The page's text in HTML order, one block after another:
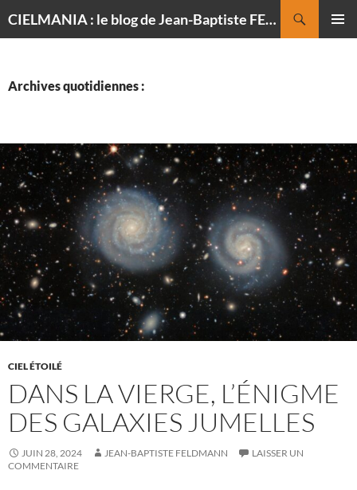
CIELMANIA : le blog de Jean-Baptiste FELDMANN, photographe du ciel
Archives quotidiennes :
CIEL ÉTOILÉ
DANS LA VIERGE, L’ÉNIGME
DES GALAXIES JUMELLES
JUIN 28, 2024 JEAN-BAPTISTE FELDMANN
LAISSER UN
COMMENTAIRE